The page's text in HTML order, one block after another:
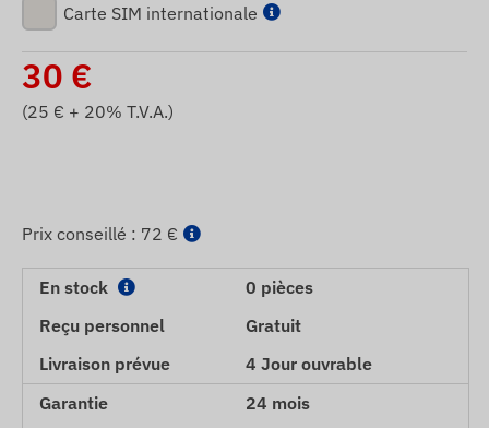
Carte SIM internationale
30 €
(25 € + 20% T.V.A.)
Prix ​​conseillé : 72 €
En stock
0 pièces
Reçu personnel
Gratuit
Livraison prévue
4 Jour ouvrable
Garantie
24 mois